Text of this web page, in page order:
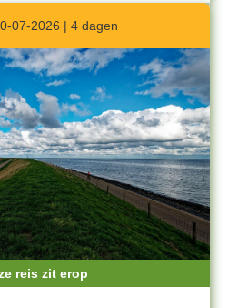
07-2026 | 4 dagen
reis zit erop